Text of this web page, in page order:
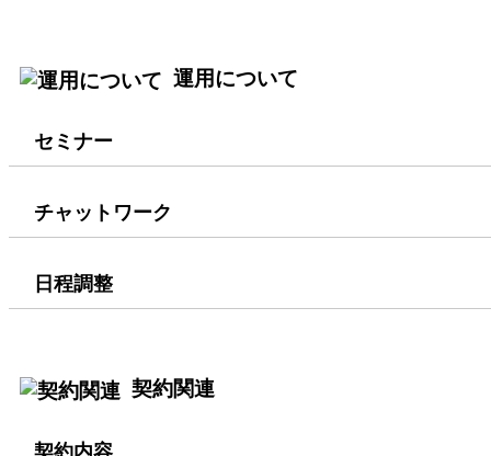
運用について
セミナー
チャットワーク
日程調整
契約関連
契約内容